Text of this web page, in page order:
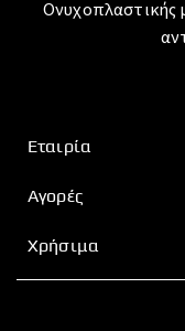
Ονυχοπλαστικής
Εταιρία
Αγορές
Χρήσιμα